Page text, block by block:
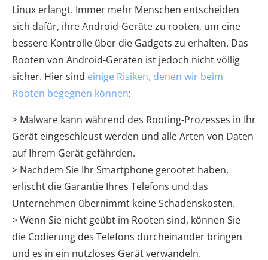
Linux erlangt. Immer mehr Menschen entscheiden
sich dafür, ihre Android-Geräte zu rooten, um eine
bessere Kontrolle über die Gadgets zu erhalten. Das
Rooten von Android-Geräten ist jedoch nicht völlig
sicher. Hier sind einige Risiken, denen wir beim
Rooten begegnen können:
> Malware kann während des Rooting-Prozesses in Ihr
Gerät eingeschleust werden und alle Arten von Daten
auf Ihrem Gerät gefährden.
> Nachdem Sie Ihr Smartphone gerootet haben,
erlischt die Garantie Ihres Telefons und das
Unternehmen übernimmt keine Schadenskosten.
> Wenn Sie nicht geübt im Rooten sind, können Sie
die Codierung des Telefons durcheinander bringen
und es in ein nutzloses Gerät verwandeln.